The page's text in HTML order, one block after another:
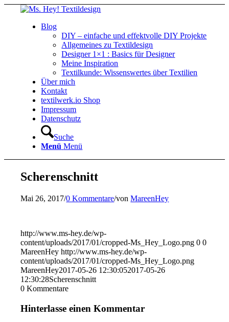
Blog
DIY – einfache und effektvolle DIY Projekte
Allgemeines zu Textildesign
Designer 1×1 : Basics für Designer
Meine Inspiration
Textilkunde: Wissenswertes über Textilien
Über mich
Kontakt
textilwerk.io Shop
Impressum
Datenschutz
Suche
Menü Menü
Scherenschnitt
Mai 26, 2017/0 Kommentare/vonMareenHey
http://www.ms-hey.de/wp-
content/uploads/2017/01/cropped-Ms_Hey_Logo.png 0 0
MareenHey http://www.ms-hey.de/wp-
content/uploads/2017/01/cropped-Ms_Hey_Logo.png
MareenHey2017-05-26 12:30:052017-05-26
12:30:28Scherenschnitt
0 Kommentare
Hinterlasse einen Kommentar